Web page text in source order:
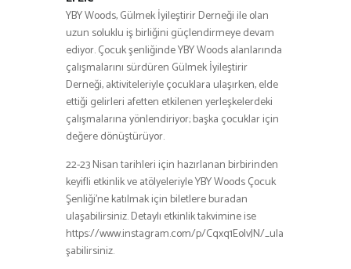
YBY Woods, Gülmek İyileştirir Derneği ile olan
uzun soluklu iş birliğini güçlendirmeye devam
ediyor. Çocuk şenliğinde YBY Woods alanlarında
çalışmalarını sürdüren Gülmek İyileştirir
Derneği, aktiviteleriyle çocuklara ulaşırken, elde
ettiği gelirleri afetten etkilenen yerleşkelerdeki
çalışmalarına yönlendiriyor; başka çocuklar için
değere dönüştürüyor.
22-23 Nisan tarihleri için hazırlanan birbirinden
keyifli etkinlik ve atölyeleriyle YBY Woods Çocuk
Şenliği’ne katılmak için biletlere buradan
ulaşabilirsiniz. Detaylı etkinlik takvimine ise
https://www.instagram.com/p/Cqxq1EoIvJN/_ula
şabilirsiniz.